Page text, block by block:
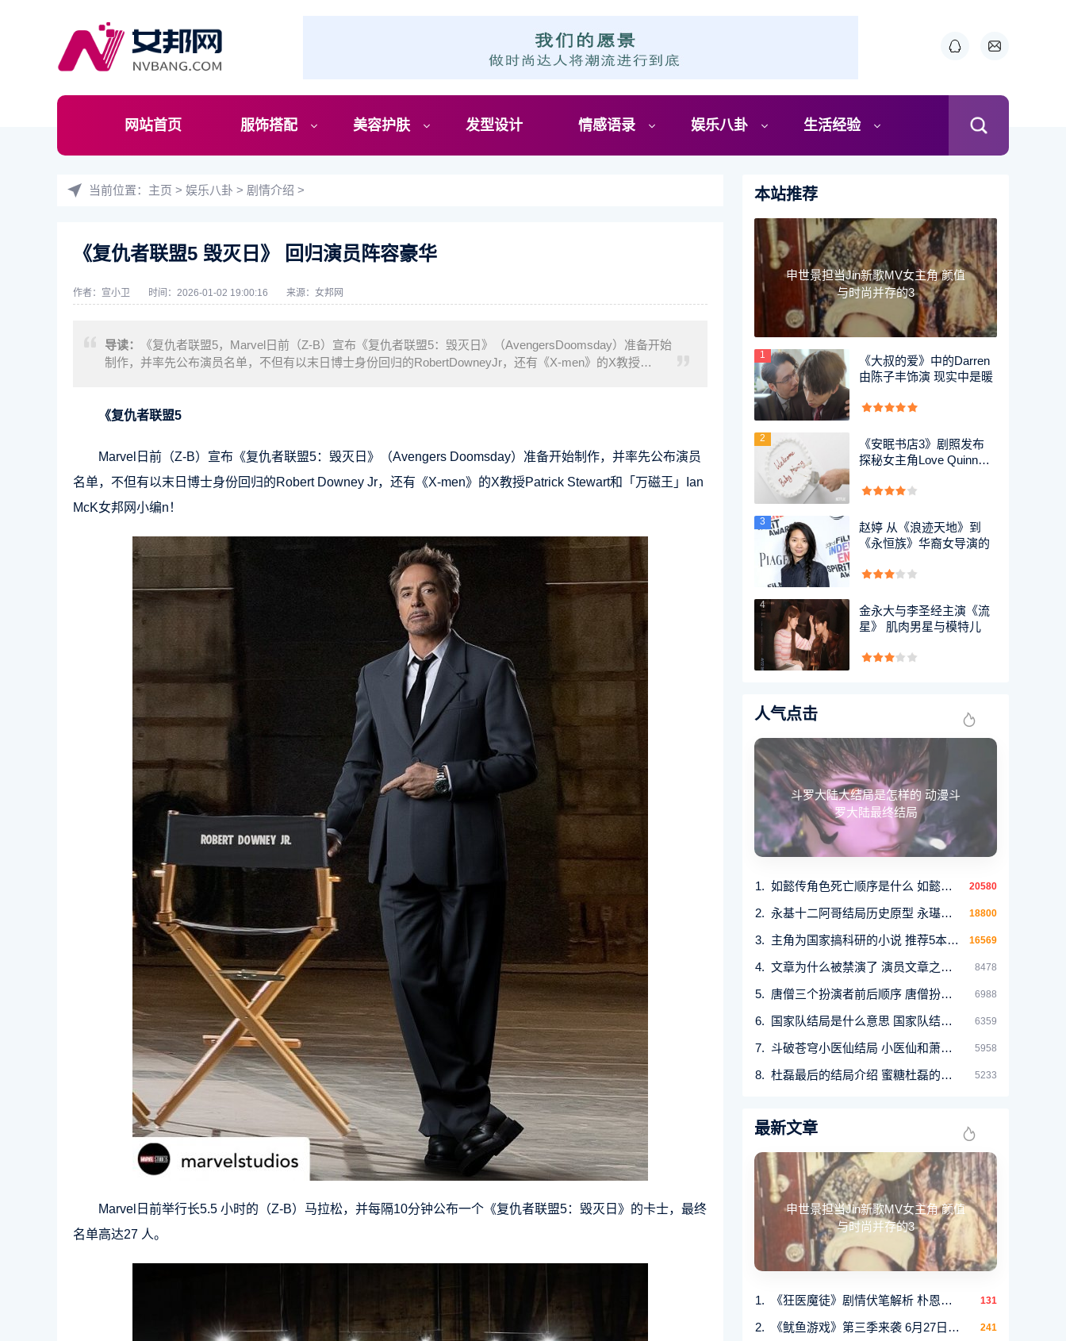
网站首页 服饰搭配 美容护肤 发型设计 情感语录 娱乐八卦 生活经验
当前位置： 主页 > 娱乐八卦 > 剧情介绍 >
《复仇者联盟5 毁灭日》 回归演员阵容豪华
作者：宣小卫 时间：2026-01-02 19:00:16 来源： 女邦网
导读：
《复仇者联盟5，Marvel日前（Z-B）宣布《复仇者联盟5：毁灭日》（AvengersDoomsday）准备开始
制作，并率先公布演员名单，不但有以末日博士身份回归的RobertDowneyJr，还有《X-men》的X教授
《复仇者联盟5
Marvel日前（Z-B）宣布《复仇者联盟5：毁灭日》（Avengers Doomsday）准备开始制作，并率先公布演员
名单，不但有以末日博士身份回归的Robert Downey Jr，还有《X-men》的X教授Patrick Stewart和「万磁王」Ian
McK女邦网小编n！
Marvel日前举行长5.5 小时的（Z-B）马拉松，并每隔10分钟公布一个《复仇者联盟5：毁灭日》的卡士，最终
名单高达27 人。
本站推荐
申世景担当Jin新歌MV女主角 颜值
与时尚并存的3
1
《大叔的爱》中的Darren
由陈子丰饰演 现实中是暖
2
《安眠书店3》剧照发布
探秘女主角Love Quinn的
3
赵婷 从《浪迹天地》到
《永恒族》华裔女导演的
4
金永大与李圣经主演《流
星》 肌肉男星与模特儿
人气点击
斗罗大陆大结局是怎样的 动漫斗
罗大陆最终结局
如懿传角色死亡顺序是什么 如懿传中十五位主儿 20580
永基十二阿哥结局历史原型 永璂死后无爵位凄凉 18800
主角为国家搞科研的小说 推荐5本主角是科学家的 16569
文章为什么被禁演了 演员文章之前被封杀的原因 8478
唐僧三个扮演者前后顺序 唐僧扮演者的名字介绍 6988
国家队结局是什么意思 国家队结局的解释 6359
斗破苍穹小医仙结局 小医仙和萧炎最后在一起了 5958
杜磊最后的结局介绍 蜜糖杜磊的结局实际上是幸 5233
最新文章
申世景担当Jin新歌MV女主角 颜值
与时尚并存的3
《狂医魔徒》剧情伏笔解析 朴恩斌与薛景求的疯 131
《鱿鱼游戏》第三季来袭 6月27日全球上线+预告曝 241